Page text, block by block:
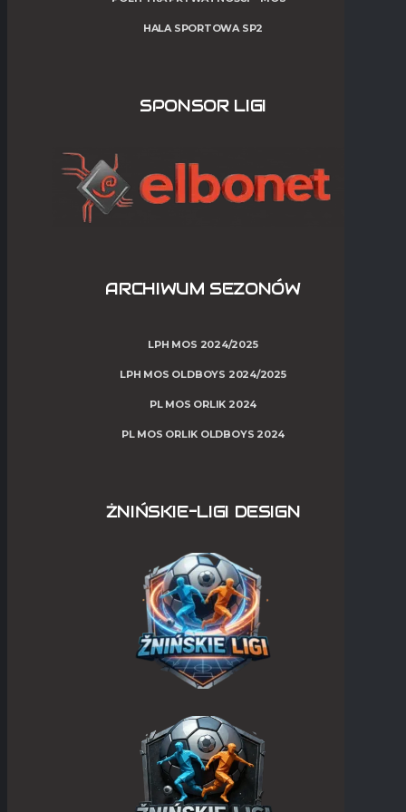
HALA SPORTOWA SP2
SPONSOR LIGI
ARCHIWUM SEZONÓW
LPH MOS 2024/2025
LPH MOS OLDBOYS 2024/2025
PL MOS ORLIK 2024
PL MOS ORLIK OLDBOYS 2024
ŻNIŃSKIE-LIGI DESIGN